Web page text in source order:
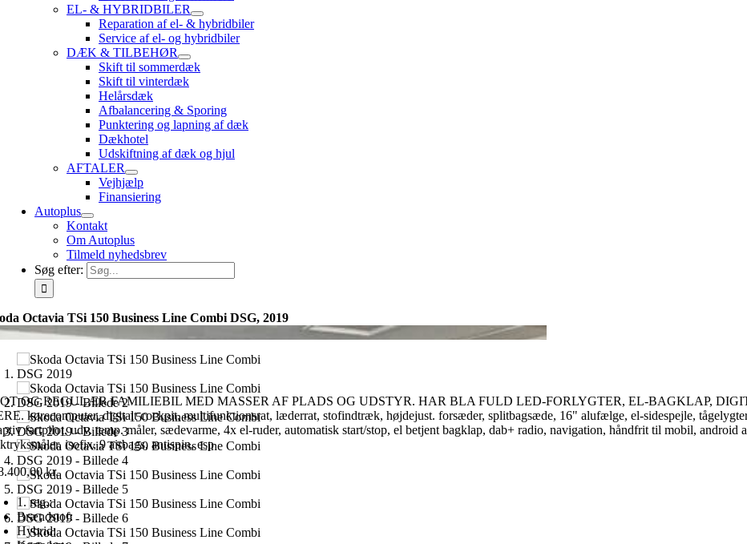
EL- & HYBRIDBILER
Reparation af el- & hybridbiler
Service af el- og hybridbiler
DÆK & TILBEHØR
Skift til sommerdæk
Skift til vinterdæk
Helårsdæk
Afbalancering & Sporing
Punktering og lapning af dæk
Dækhotel
Udskiftning af dæk og hjul
AFTALER
Vejhjælp
Finansiering
Autoplus
Kontakt
Om Autoplus
Tilmeld nyhedsbrev
Søg efter:
Octavia TSi 150 Business Line Combi DSG, 2019
OG REGULÆR FAMILIEBIL MED MASSER AF PLADS OG UDSTYR. HAR BLA FULD LED-FORLYGTER, EL-BAGKLAP,
kørecomputer, digitalt cockpit, multifunktionsrat, læderrat, stofindtræk, højdejust. forsæder, splitbagsæde, 16" alufælge, el-sidespejle,
fartpilot, udv. temp. måler, sædevarme, 4x el-ruder, automatisk start/stop, el betjent bagklap, dab+ radio, navigation, håndfrit til mobil, android
isofix, 9 airbags, antispin, esp
kr.
1. reg.:
Brændstof:
Hybrid: